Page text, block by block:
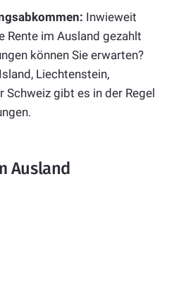
Inwieweit
Rente im Ausland gezahlt
können Sie erwarten?
Liechtenstein,
Schweiz gibt es in der Regel
Ausland